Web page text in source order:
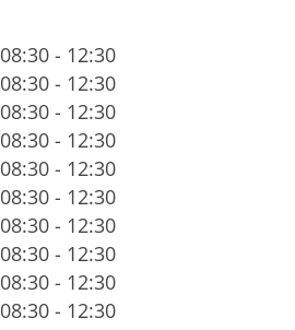
08:30 - 12:30
08:30 - 12:30
08:30 - 12:30
08:30 - 12:30
08:30 - 12:30
08:30 - 12:30
08:30 - 12:30
08:30 - 12:30
08:30 - 12:30
08:30 - 12:30